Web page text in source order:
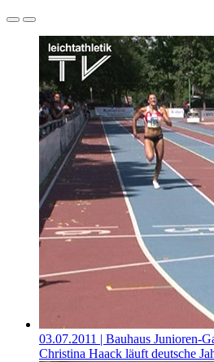
03.07.2011 | Bauhaus Junioren-
Christina Haack läuft deutsche